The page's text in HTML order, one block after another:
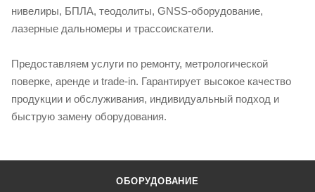
нивелиры, БПЛА, теодолиты, GNSS-оборудование,
лазерные дальномеры и трассоискатели.
Предоставляем услуги по ремонту, метрологической
поверке, аренде и trade-in. Гарантирует высокое качество
продукции и обслуживания, индивидуальный подход и
быструю замену оборудования.
ОБОРУДОВАНИЕ